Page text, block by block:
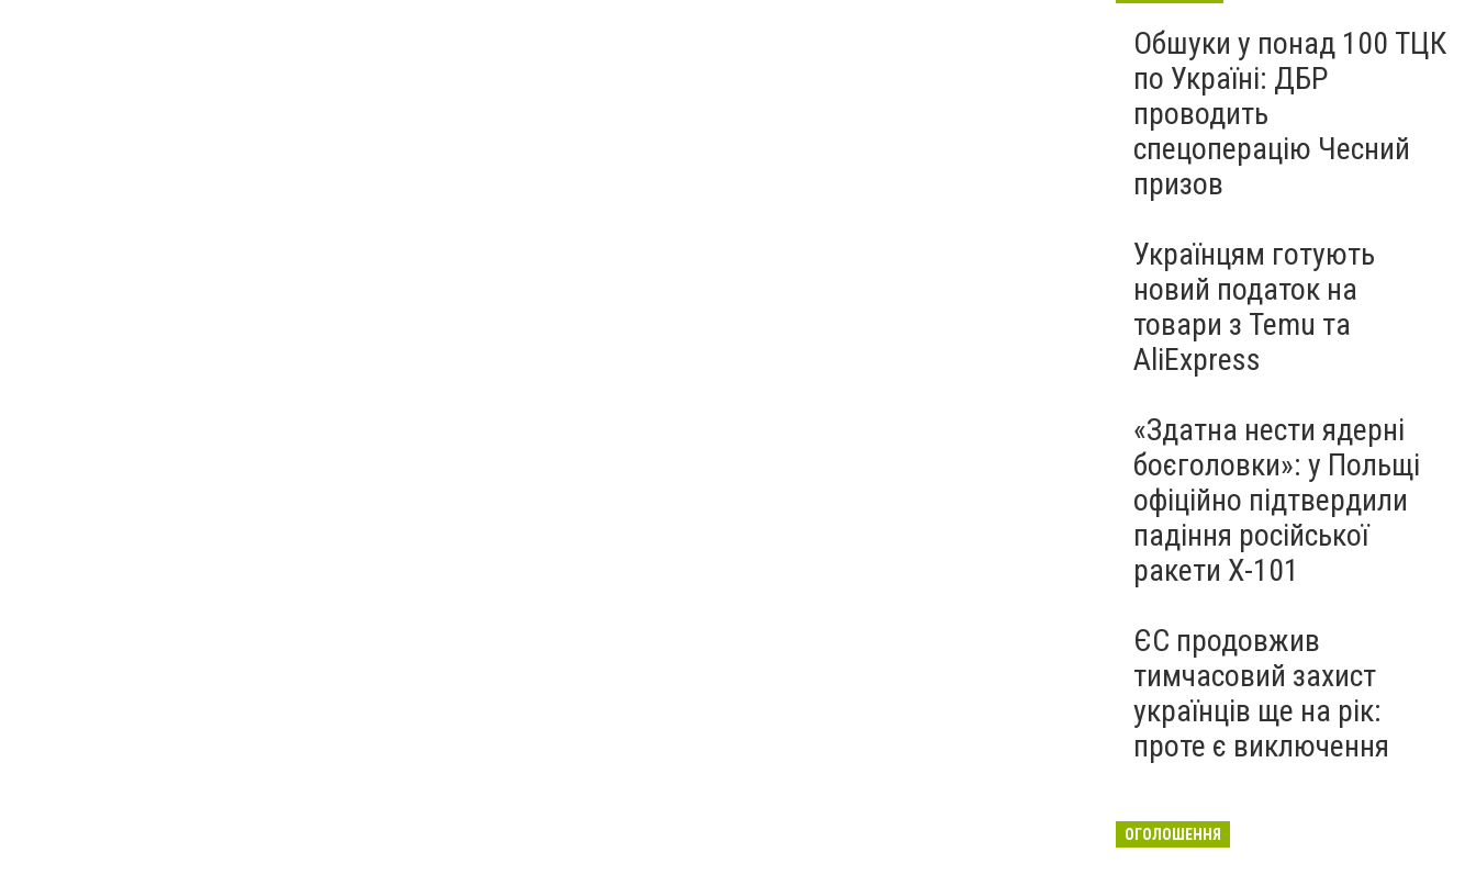
Обшуки у понад 100 ТЦК
по Україні: ДБР
проводить
спецоперацію Чесний
призов
Українцям готують
новий податок на
товари з Temu та
AliExpress
«Здатна нести ядерні
боєголовки»: у Польщі
офіційно підтвердили
падіння російської
ракети Х-101
ЄС продовжив
тимчасовий захист
українців ще на рік:
проте є виключення
ОГОЛОШЕННЯ